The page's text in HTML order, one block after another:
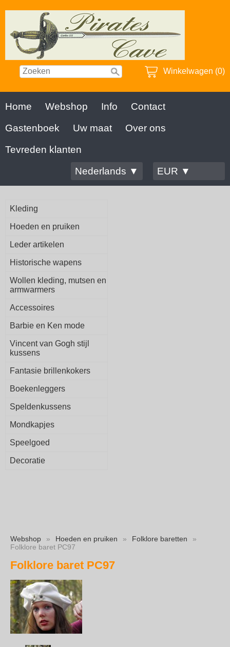
Winkelwagen (0)
Home Webshop Info
Contact
Gastenboek
Uw maat
Over ons
Tevreden klanten
Nederlands ▼
EUR ▼
Kleding
Hoeden en pruiken
Leder artikelen
Historische wapens
Wollen kleding, mutsen en
armwarmers
Accessoires
Barbie en Ken mode
Vincent van Gogh stijl
kussens
Fantasie brillenkokers
Boekenleggers
Speldenkussens
Mondkapjes
Speelgoed
Decoratie
Webshop » Hoeden en pruiken » Folklore baretten
»
Folklore baret PC97
Folklore baret PC97